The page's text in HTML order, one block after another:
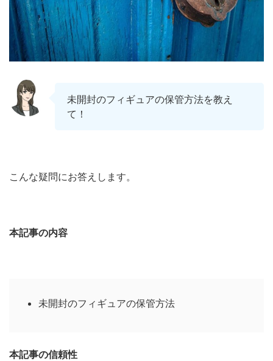
未開封のフィギュアの保管方法を教え
て！
こんな疑問にお答えします。
本記事の内容
未開封のフィギュアの保管方法
本記事の信頼性